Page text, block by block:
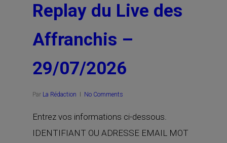
Replay du Live des
Affranchis –
29/07/2026
Par La Rédaction No Comments
Entrez vos informations ci-dessous.
IDENTIFIANT OU ADRESSE EMAIL MOT